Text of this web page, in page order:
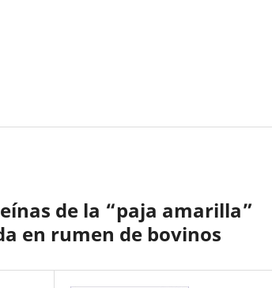
de la “paja amarilla”
en rumen de bovinos